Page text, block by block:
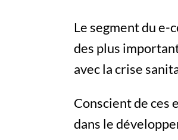
Le segment du e-
des plus
avec la crise
Conscient de ces
dans le